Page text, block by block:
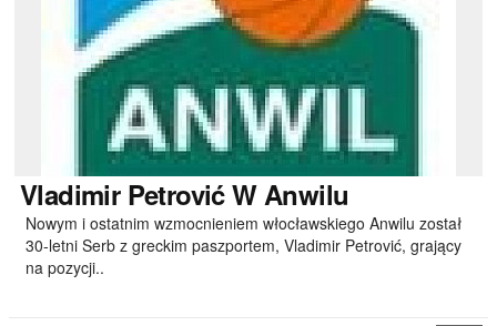
VladimirPetrović W Anwilu
Nowym i ostatnim wzmocnieniem włocławskiego Anwilu został
30-letni Serb z greckim paszportem, Vladimir Petrović, grający
na pozycji..